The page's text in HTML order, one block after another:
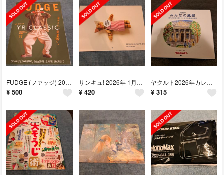
FUDGE (ファッジ) 2025年 11月号 [雑誌]
¥ 500
サンキュ! 2026年 1月号付録 ネコ雑貨カレンダー
¥ 420
ヤクルト2026年カレンダー
¥ 315